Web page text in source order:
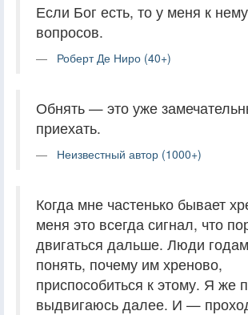
Если Бог есть, то у меня к
вопросов.
Роберт Де Ниро (40+)
Обнять — это уже
приехать.
Неизвестный автор (1000+)
Когда мне частенько бывает
меня это всегда сигнал, что
двигаться дальше. Люди
понять, почему им хреново,
приспособиться к этому. Я же
выдвигаюсь далее. И —